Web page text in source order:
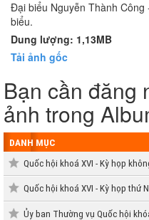
Đại biểu Nguyễn Thành
biểu.
Dung lượng: 1,13MB
Tải ảnh gốc
Bạn cần đăng
ảnh trong
DANH MỤC
Quốc hội khoá XVI - Kỳ họp
Quốc hội khoá XVI - Kỳ họp thứ
Ủy ban Thường vụ Quốc hội